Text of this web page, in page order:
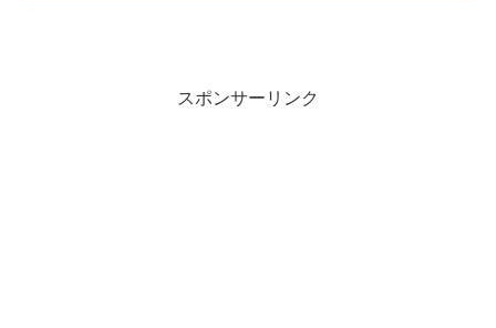
スポンサーリンク